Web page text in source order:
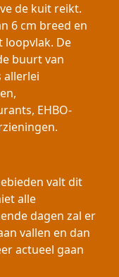
de kuit reikt.
6 cm breed en
loopvlak. De
buurt van
allerlei
EHBO-
valt dit
alle
dagen zal er
vallen en dan
actueel gaan